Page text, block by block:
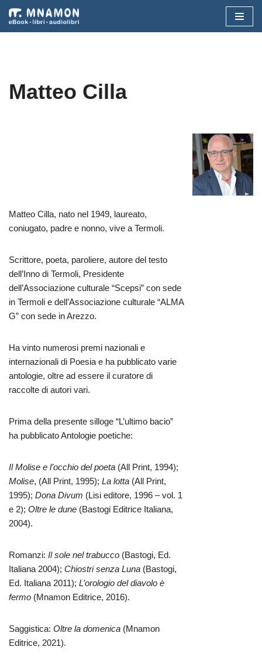
Vai
Matteo Cilla
Matteo Cilla, nato nel 1949, laureato,
coniugato, padre e nonno, vive a Termoli.
Scrittore, poeta, paroliere, autore del testo
dell’Inno di Termoli, Presidente
dell’Associazione culturale “Scepsi” con sede
in Termoli e dell’Associazione culturale “ALMA
G” con sede in Arezzo.
Ha vinto numerosi premi nazionali e
internazionali di Poesia e ha pubblicato varie
antologie, oltre ad essere il curatore di
raccolte di autori vari.
Prima della presente silloge “L’ultimo bacio”
ha pubblicato Antologie poetiche:
Il Molise e l’occhio del poeta (All Print, 1994);
Molise, (All Print, 1995); La lotta (All Print,
1995); Dona Divum (Lisi editore, 1996 – vol. 1
e 2); Oltre le dune (Bastogi Editrice Italiana,
2004).
Romanzi: Il sole nel trabucco (Bastogi, Ed.
Italiana 2004); Chiostri senza Luna (Bastogi,
Ed. Italiana 2011); L’orologio del diavolo è
fermo (Mnamon Editrice, 2016).
Saggistica: Oltre la domenica (Mnamon
Editrice, 2021).